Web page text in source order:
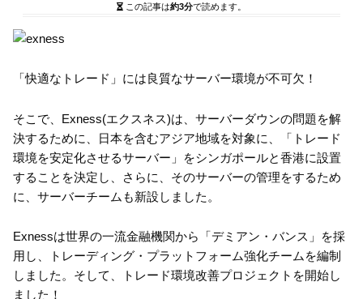
この記事は約3分で読めます。
「快適なトレード」には良質なサーバー環境が不可欠！
そこで、Exness(エクスネス)は、サーバーダウンの問題を解
決するために、日本を含むアジア地域を対象に、「トレード
環境を安定化させるサーバー」をシンガポールと香港に設置
することを決定し、さらに、そのサーバーの管理をするため
に、サーバーチームも新設しました。
Exnessは世界の一流金融機関から「デミアン・バンス」を採
用し、トレーディング・プラットフォーム強化チームを編制
しました。そして、トレード環境改善プロジェクトを開始し
ました！